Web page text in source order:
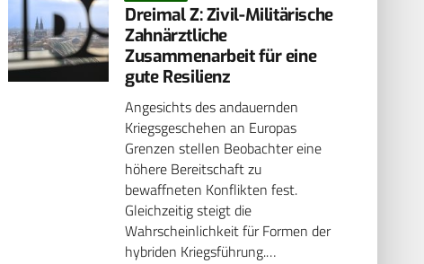
Dreimal Z: Zivil-Militärische
Zahnärztliche
Zusammenarbeit für eine
gute Resilienz
Angesichts des andauernden
Kriegsgeschehen an Europas
Grenzen stellen Beobachter eine
höhere Bereitschaft zu
bewaffneten Konflikten fest.
Gleichzeitig steigt die
Wahrscheinlichkeit für Formen der
hybriden Kriegsführung.…